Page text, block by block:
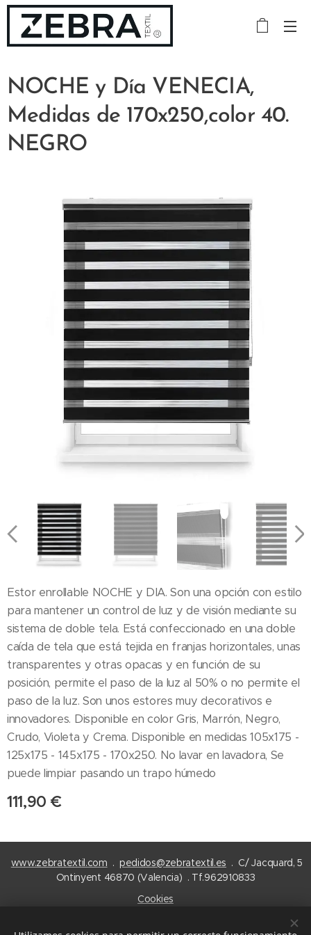
NOCHE y Día VENECIA,
Medidas de 170x250,color 40.
NEGRO
Estor enrollable NOCHE y DIA. Son una opción con estilo
para mantener un control de luz y de visión mediante su
sistema de doble tela. Está confeccionado en una doble
caída de tela que está tejida en franjas horizontales, unas
transparentes y otras opacas y en función de su
posición, permite el paso de la luz al 50% o no permite el
paso de la luz. Son unos estores muy decorativos e
innovadores. Disponible en color Gris, Marrón, Negro,
Crudo, Violeta y Crema. Disponible en medidas 105x175 -
125x175 - 145x175 - 170x250. No lavar en lavadora, Se
puede limpiar pasando un trapo húmedo
111,90 €
www.zebratextil.com .pedidos@zebratextil.es . C/ Jacquard, 5
Ontinyent 46870 (Valencia) . Tf.962910833
Cookies